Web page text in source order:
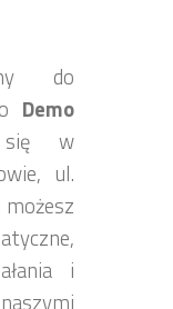
do
Demo
się w
ul.
i